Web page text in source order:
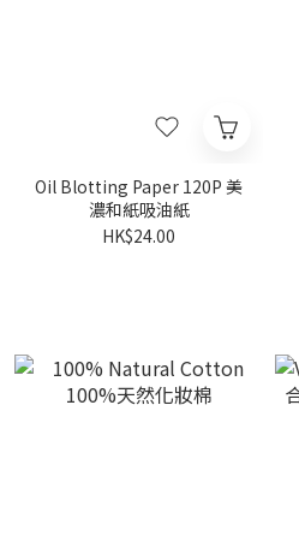
Oil Blotting Paper 120P 美
濃和紙吸油紙
HK$24.00